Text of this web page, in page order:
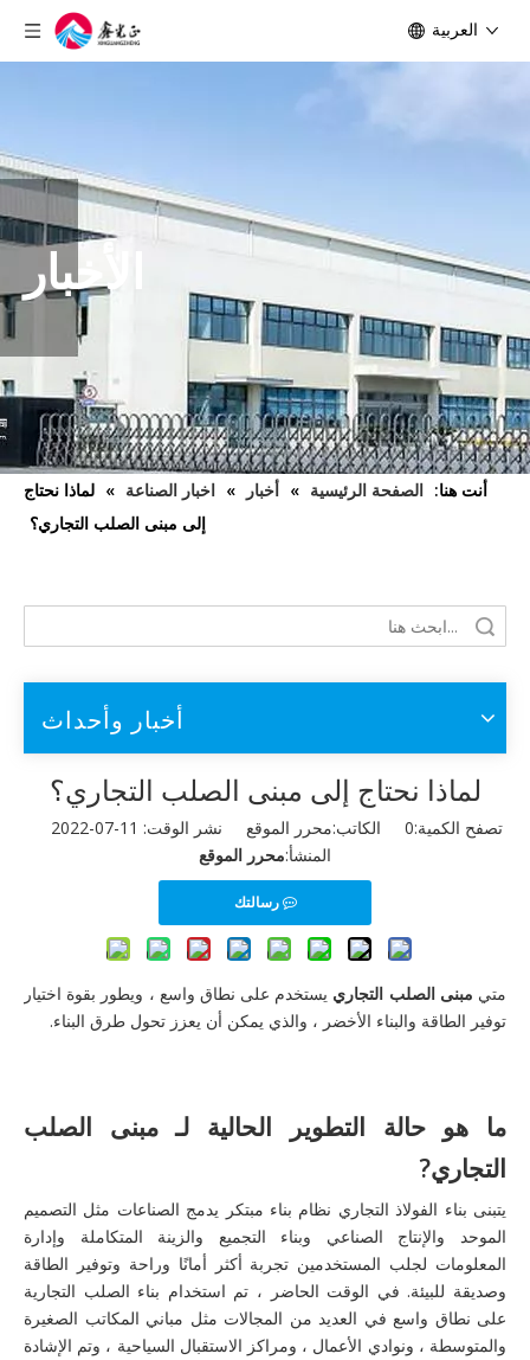
العربية
الأخبار
أنت هنا: الصفحة الرئيسية » أخبار » اخبار الصناعة » لماذا نحتاج
إلى مبنى الصلب التجاري؟
أخبار وأحداث
لماذا نحتاج إلى مبنى الصلب التجاري؟
تصفح الكمية:0
المنشأ:محرر الموقع
رسالتك
متي مبنى الصلب التجاري يستخدم على نطاق واسع ، ويطور بقوة اختيار
توفير الطاقة والبناء الأخضر ، والذي يمكن أن يعزز تحول طرق البناء.
ما هو حالة التطوير الحالية لـمبنى الصلب
التجاري?
يتبنى بناء الفولاذ التجاري نظام بناء مبتكر يدمج الصناعات مثل التصميم
الموحد والإنتاج الصناعي وبناء التجميع والزينة المتكاملة وإدارة
المعلومات لجلب المستخدمين تجربة أكثر أمانًا وراحة وتوفير الطاقة
وصديقة للبيئة. في الوقت الحاضر ، تم استخدام بناء الصلب التجارية
على نطاق واسع في العديد من المجالات مثل مباني المكاتب الصغيرة
والمتوسطة ، ونوادي الأعمال ، ومراكز الاستقبال السياحية ، وتم الإشادة